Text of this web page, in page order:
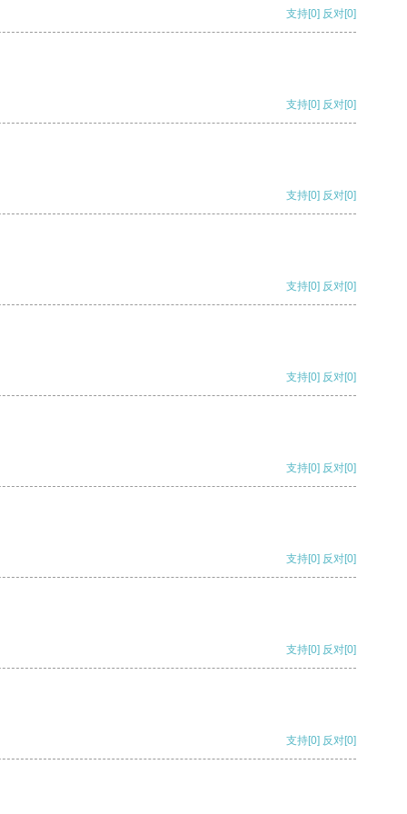
支持[0] 反对[0]
支持[0] 反对[0]
支持[0] 反对[0]
支持[0] 反对[0]
支持[0] 反对[0]
支持[0] 反对[0]
支持[0] 反对[0]
支持[0] 反对[0]
支持[0] 反对[0]